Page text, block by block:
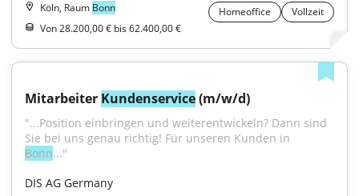
Köln, Raum Bonn Homeoffice
Vollzeit
Von 28.200,00 € bis 62.400,00 €
Mitarbeiter Kundenservice (m/w/d)
"...Position einbringen und weiterentwickeln? Dann sind
Bonn..."
DIS AG Germany